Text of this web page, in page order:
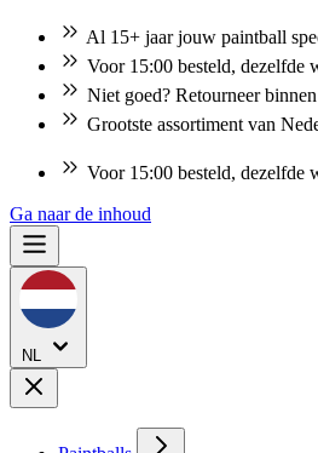
Al 15+ jaar jouw paintball
Voor 15:00 besteld, dezelfde
Niet goed? Retourneer
Grootste assortiment van
Voor 15:00 besteld, dezelfde
Ga naar de inhoud
NL